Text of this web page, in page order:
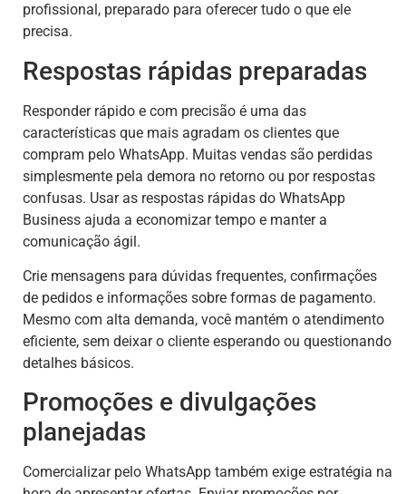
profissional, preparado para oferecer tudo o que ele
precisa.
Respostas rápidas preparadas
Responder rápido e com precisão é uma das
características que mais agradam os clientes que
compram pelo WhatsApp. Muitas vendas são perdidas
simplesmente pela demora no retorno ou por respostas
confusas. Usar as respostas rápidas do WhatsApp
Business ajuda a economizar tempo e manter a
comunicação ágil.
Crie mensagens para dúvidas frequentes, confirmações
de pedidos e informações sobre formas de pagamento.
Mesmo com alta demanda, você mantém o atendimento
eficiente, sem deixar o cliente esperando ou questionando
detalhes básicos.
Promoções e divulgações
planejadas
Comercializar pelo WhatsApp também exige estratégia na